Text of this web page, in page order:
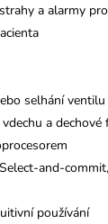
a alarmy
selhání ventilu
a dechové
and-
používání